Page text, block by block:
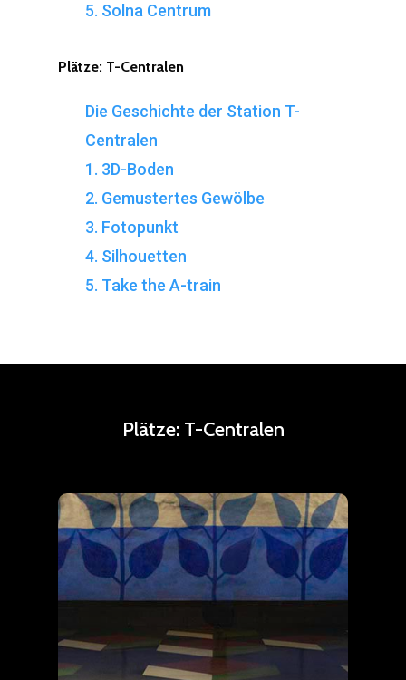
5. Solna Centrum
Plätze: T-Centralen
Die Geschichte der Station T-
Centralen
1. 3D-Boden
2. Gemustertes Gewölbe
3. Fotopunkt
4. Silhouetten
5. Take the A-train
Plätze: T-Centralen